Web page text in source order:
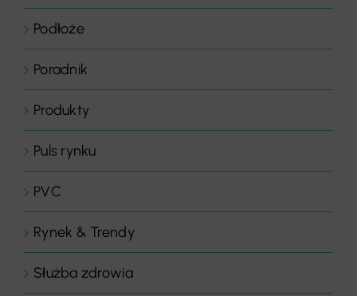
Podłoże
Poradnik
Produkty
Puls rynku
PVC
Rynek & Trendy
Służba zdrowia